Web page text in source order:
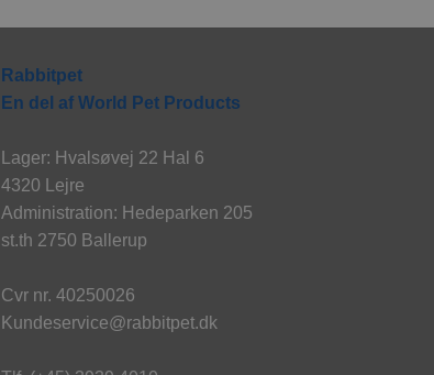
Rabbitpet
En del af World Pet Products
Lager: Hvalsøvej 22 Hal 6
4320 Lejre
Administration: Hedeparken 205
st.th 2750 Ballerup
Cvr nr. 40250026
Kundeservice@rabbitpet.dk